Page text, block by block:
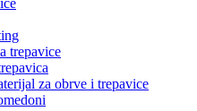
trepavice
za obrve i trepavice